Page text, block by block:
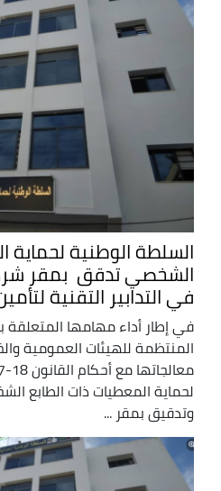
السلطة الوطنية لحماية
الشخصي تدقق بمقر شركة
في التدابير التقنية
في إطار أداء مهامها المتعلقة
المنتظمة للهيئات العمومية
لحماية المعطيات ذات الطابع
وتدقيق بمقر ...